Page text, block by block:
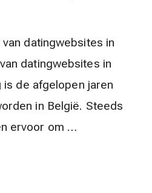
datingwebsites in
datingwebsites in
is de afgelopen jaren
in België. Steeds
ervoor om …